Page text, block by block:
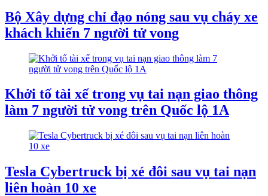
Bộ Xây dựng chỉ đạo nóng sau vụ cháy xe
khách khiến 7 người tử vong
Khởi tố tài xế trong vụ tai nạn giao thông
làm 7 người tử vong trên Quốc lộ 1A
Tesla Cybertruck bị xé đôi sau vụ tai nạn
liên hoàn 10 xe